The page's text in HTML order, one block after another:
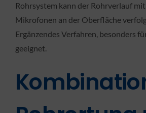
Rohrsystem kann der Rohrverlauf
Mikrofonen an der Oberfläche
Ergänzendes Verfahren, besonders
geeignet.